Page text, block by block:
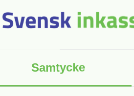
Samtycke
till Kronofogden minskade
hamnar hos Kronofogden – ofta på
betalningsförelägganden hos
Inkassoför april, 2022.